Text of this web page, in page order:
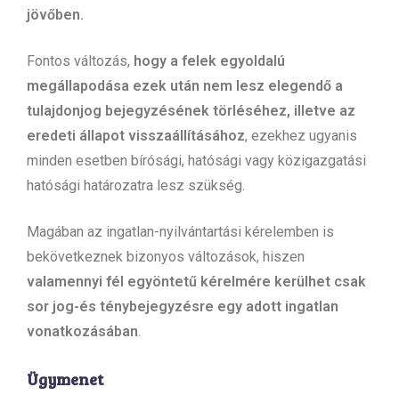
jövőben.
Fontos változás, hogy a felek egyoldalú
megállapodása ezek után nem lesz elegendő a
tulajdonjog bejegyzésének törléséhez, illetve az
eredeti állapot visszaállításához, ezekhez ugyanis
minden esetben bírósági, hatósági vagy közigazgatási
hatósági határozatra lesz szükség.
Magában az ingatlan-nyilvántartási kérelemben is
bekövetkeznek bizonyos változások, hiszen
valamennyi fél egyöntetű kérelmére kerülhet csak
sor jog-és ténybejegyzésre egy adott ingatlan
vonatkozásában.
Ügymenet